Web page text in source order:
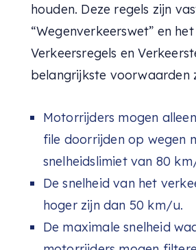
houden. Deze regels zijn
“Wegenverkeerswet” en
Verkeersregels en
belangrijkste voorwaarden
Motorrijders mogen
file doorrijden op wegen
snelheidslimiet van 80
De snelheid van het
hoger zijn dan 50 km/u.
De maximale snelheid